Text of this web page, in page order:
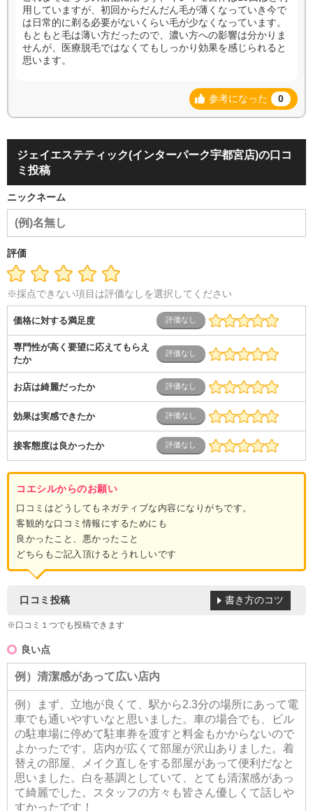
用していますが、初回からだんだん毛が薄くなっていき今で
は日常的に剃る必要がないくらい毛が少なくなっています。
もともと毛は薄い方だったので、濃い方への影響は分かりま
せんが、医療脱毛ではなくてもしっかり効果を感じられると
思います。
参考になった 0
ジェイエステティック(インターパーク宇都宮店)の口コ
ミ投稿
ニックネーム
評価
※採点できない項目は評価なしを選択してください
価格に対する満足度
専門性が高く要望に応えてもらえ
たか
お店は綺麗だったか
効果は実感できたか
接客態度は良かったか
コエシルからのお願い
口コミはどうしてもネガティブな内容になりがちです。
客観的な口コミ情報にするためにも
良かったこと、悪かったこと
どちらもご記入頂けるとうれしいです
口コミ投稿
※口コミ１つでも投稿できます
書き方のコツ
良い点